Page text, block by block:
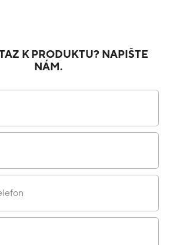
K PRODUKTU? NAPIŠTE
NÁM.